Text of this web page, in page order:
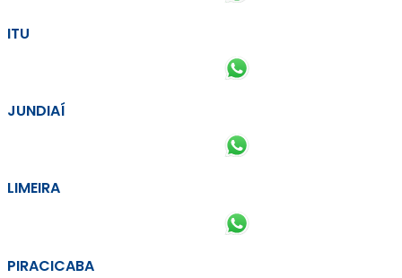
ITU
JUNDIAÍ
LIMEIRA
PIRACICABA